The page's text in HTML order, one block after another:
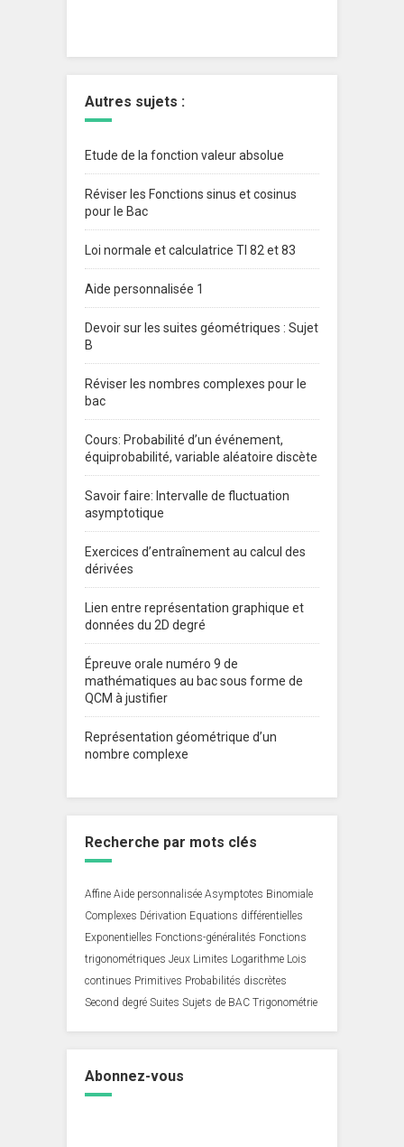
Autres sujets :
Etude de la fonction valeur absolue
Réviser les Fonctions sinus et cosinus
pour le Bac
Loi normale et calculatrice TI 82 et 83
Aide personnalisée 1
Devoir sur les suites géométriques : Sujet
B
Réviser les nombres complexes pour le
bac
Cours: Probabilité d’un événement,
équiprobabilité, variable aléatoire discète
Savoir faire: Intervalle de fluctuation
asymptotique
Exercices d’entraînement au calcul des
dérivées
Lien entre représentation graphique et
données du 2D degré
Épreuve orale numéro 9 de
mathématiques au bac sous forme de
QCM à justifier
Représentation géométrique d’un
nombre complexe
Recherche par mots clés
Affine Aide personnalisée Asymptotes Binomiale
Complexes Dérivation Equations différentielles
Exponentielles Fonctions-généralités Fonctions
trigonométriques Jeux Limites Logarithme Lois
continues Primitives Probabilités discrètes
Second degré Suites Sujets de BAC Trigonométrie
Abonnez-vous